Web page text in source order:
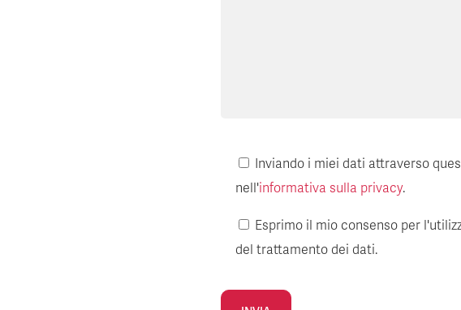
Inviando i miei dati attraverso
nell'informativa sulla privacy.
Esprimo il mio consenso per
del trattamento dei dati.